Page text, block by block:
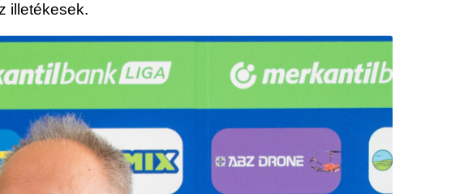
illetékesek.